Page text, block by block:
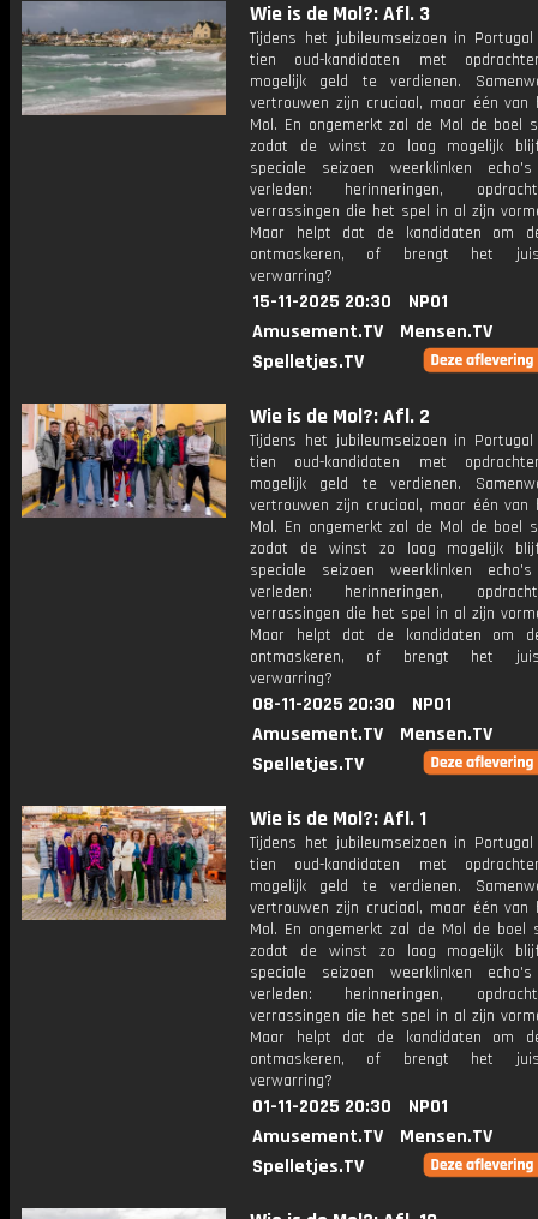
Wie is de Mol?: Afl. 3
Tijdens het jubileumseizoen in
tien oud-kandidaten met
mogelijk geld te verdienen.
vertrouwen zijn cruciaal, maar één van
Mol. En ongemerkt zal de Mol de boel
zodat de winst zo laag mogelijk
speciale seizoen weerklinken
verleden: herinneringen,
verrassingen die het spel in al zijn
Maar helpt dat de kandidaten om
ontmaskeren, of brengt het
verwarring?
15-11-2025 20:30
NPO1
Amusement.TV
Mensen.TV
Spelletjes.TV
Wie is de Mol?: Afl. 2
Tijdens het jubileumseizoen in
tien oud-kandidaten met
mogelijk geld te verdienen.
vertrouwen zijn cruciaal, maar één van
Mol. En ongemerkt zal de Mol de boel
zodat de winst zo laag mogelijk
speciale seizoen weerklinken
verleden: herinneringen,
verrassingen die het spel in al zijn
Maar helpt dat de kandidaten om
ontmaskeren, of brengt het
verwarring?
08-11-2025 20:30
NPO1
Amusement.TV
Mensen.TV
Spelletjes.TV
Wie is de Mol?: Afl. 1
Tijdens het jubileumseizoen in
tien oud-kandidaten met
mogelijk geld te verdienen.
vertrouwen zijn cruciaal, maar één van
Mol. En ongemerkt zal de Mol de boel
zodat de winst zo laag mogelijk
speciale seizoen weerklinken
verleden: herinneringen,
verrassingen die het spel in al zijn
Maar helpt dat de kandidaten om
ontmaskeren, of brengt het
verwarring?
01-11-2025 20:30
NPO1
Amusement.TV
Mensen.TV
Spelletjes.TV